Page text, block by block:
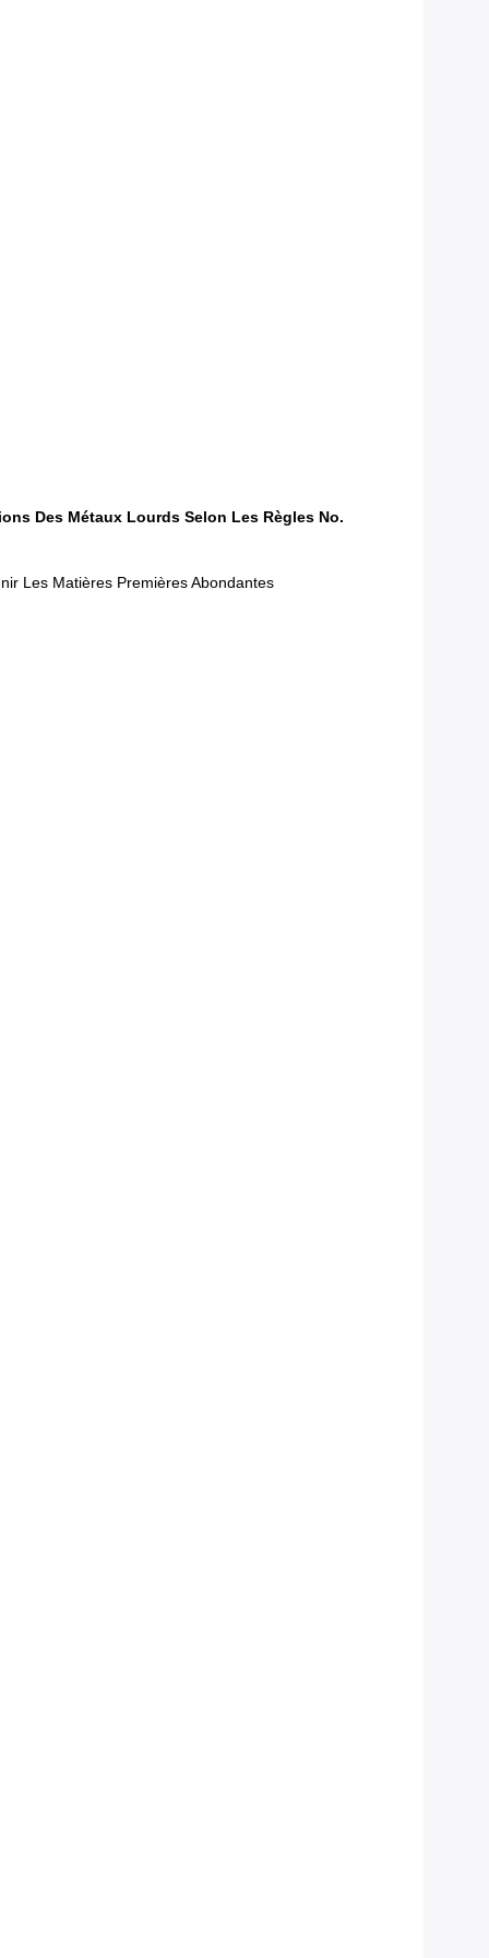
Des Métaux Lourds Selon Les Règles No.
Les Matières Premières Abondantes